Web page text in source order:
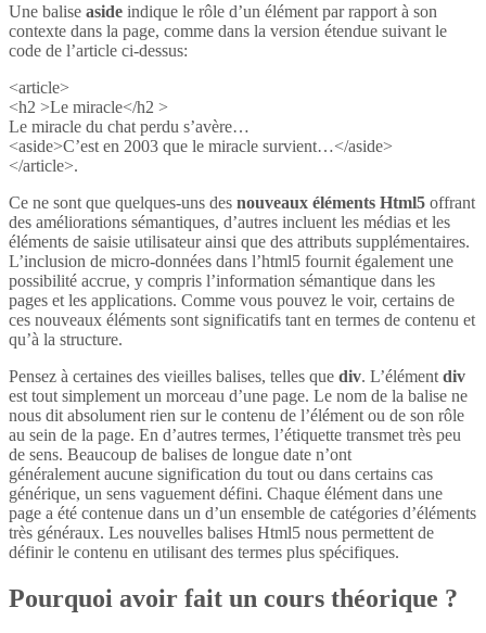
Une balise aside indique le rôle d’un élément par rapport à son
contexte dans la page, comme dans la version étendue suivant le
code de l’article ci-dessus:
<article>
<h2 >Le miracle</h2 >
Le miracle du chat perdu s’avère…
<aside>C’est en 2003 que le miracle survient…</aside>
</article>.
Ce ne sont que quelques-uns des nouveaux éléments Html5 offrant
des améliorations sémantiques, d’autres incluent les médias et les
éléments de saisie utilisateur ainsi que des attributs supplémentaires.
L’inclusion de micro-données dans l’html5 fournit également une
possibilité accrue, y compris l’information sémantique dans les
pages et les applications. Comme vous pouvez le voir, certains de
ces nouveaux éléments sont significatifs tant en termes de contenu et
qu’à la structure.
Pensez à certaines des vieilles balises, telles que div. L’élément div
est tout simplement un morceau d’une page. Le nom de la balise ne
nous dit absolument rien sur le contenu de l’élément ou de son rôle
au sein de la page. En d’autres termes, l’étiquette transmet très peu
de sens. Beaucoup de balises de longue date n’ont
généralement aucune signification du tout ou dans certains cas
générique, un sens vaguement défini. Chaque élément dans une
page a été contenue dans un d’un ensemble de catégories d’éléments
très généraux. Les nouvelles balises Html5 nous permettent de
définir le contenu en utilisant des termes plus spécifiques.
Pourquoi avoir fait un cours théorique ?